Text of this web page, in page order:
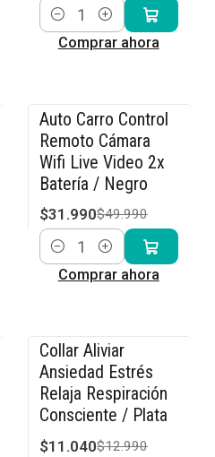
Cantidad
Comprar ahora
-36% OFF
Auto Carro Control
Remoto Cámara
Wifi Live Video 2x
Batería / Negro
$31.990$49.990
Cantidad
Comprar ahora
-15% OFF
Collar Aliviar
Ansiedad Estrés
Relaja Respiración
Consciente / Plata
$11.040$12.990